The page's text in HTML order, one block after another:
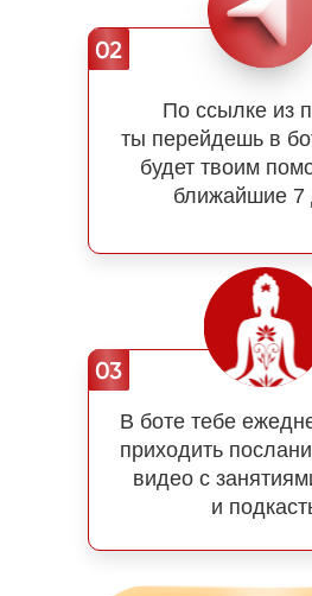
По ссылке из
ты перейдешь в
будет твоим
ближайшие 7
В боте тебе
приходить
видео с
и